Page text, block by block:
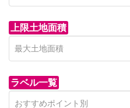
上限土地面積
ラベル一覧